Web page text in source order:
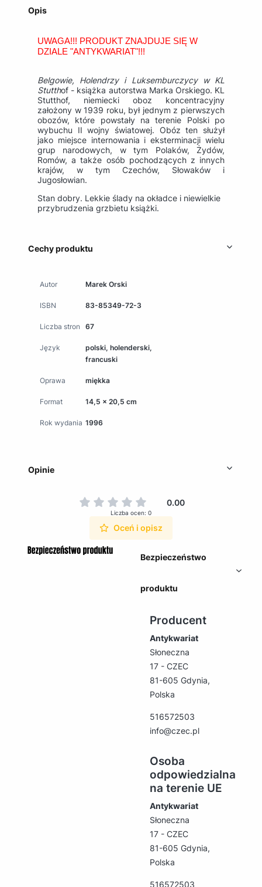
Opis
UWAGA!!! PRODUKT ZNAJDUJE SIĘ W
DZIALE "ANTYKWARIAT"!!!
Belgowie, Holendrzy i Luksemburczycy w KL
Stutthof - książka autorstwa Marka Orskiego. KL
Stutthof, niemiecki oboz koncentracyjny
założony w 1939 roku, był jednym z pierwszych
obozów, które powstały na terenie Polski po
wybuchu II wojny światowej. Obóz ten służył
jako miejsce internowania i eksterminacji wielu
grup narodowych, w tym Polaków, Żydów,
Romów, a także osób pochodzących z innych
krajów, w tym Czechów, Słowaków i
Jugosłowian.
Stan dobry. Lekkie ślady na okładce i niewielkie
przybrudzenia grzbietu książki.
Cechy produktu
Autor Marek Orski
ISBN 83-85349-72-3
Liczba stron 67
Język
polski, holenderski,
francuski
Oprawa miękka
Format 14,5 x 20,5 cm
Rok wydania 1996
Opinie
0.00
Liczba ocen: 0
Oceń i opisz
Bezpieczeństwo
produktu
Producent
Antykwariat
Słoneczna
17 - CZEC
81-605 Gdynia,
Polska
516572503
info@czec.pl
Osoba
odpowiedzialna
na terenie UE
Antykwariat
Słoneczna
17 - CZEC
81-605 Gdynia,
Polska
516572503